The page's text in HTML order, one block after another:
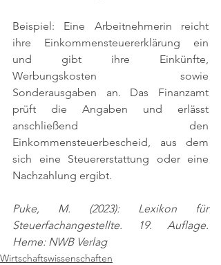
Beispiel: Eine Arbeitnehmerin reicht
ihre Einkommensteuererklärung ein
und gibt ihre Einkünfte,
Werbungskosten sowie
Sonderausgaben an. Das Finanzamt
prüft die Angaben und erlässt
anschließend den
Einkommensteuerbescheid, aus dem
sich eine Steuererstattung oder eine
Nachzahlung ergibt.
Puke, M. (2023): Lexikon für
Steuerfachangestellte. 19. Auflage.
Herne: NWB Verlag
Wirtschaftswissenschaften